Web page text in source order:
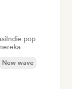
Indie pop
New wave